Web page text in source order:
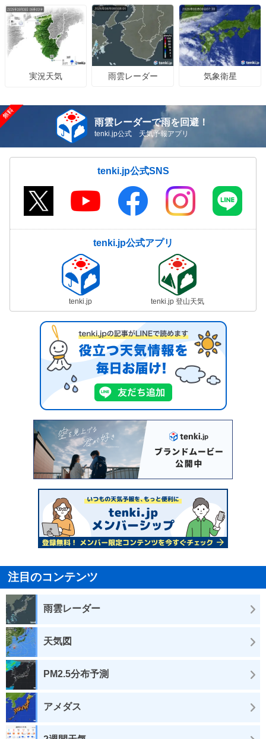
実況天気 雨雲レーダー 気象衛星
雨雲レーダーで雨を回避！
tenki.jp公式 天気予報アプリ
tenki.jp公式SNS
tenki.jp公式アプリ
tenki.jp tenki.jp 登山天気
注目のコンテンツ
雨雲レーダー
天気図
PM2.5分布予測
アメダス